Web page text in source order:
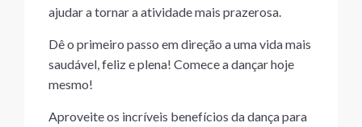
ajudar a tornar a atividade mais prazerosa.
Dê o primeiro passo em direção a uma vida mais
saudável, feliz e plena! Comece a dançar hoje
mesmo!
Aproveite os incríveis benefícios da dança para